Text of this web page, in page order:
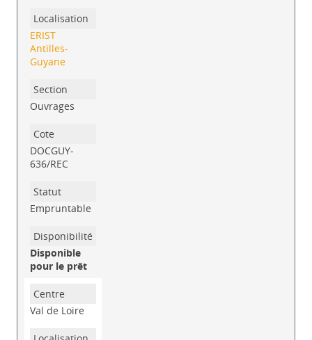
ERIST
Antilles-
Guyane
Ouvrages
DOCGUY-
636/REC
Empruntable
Disponible
pour le prêt
Val de Loire